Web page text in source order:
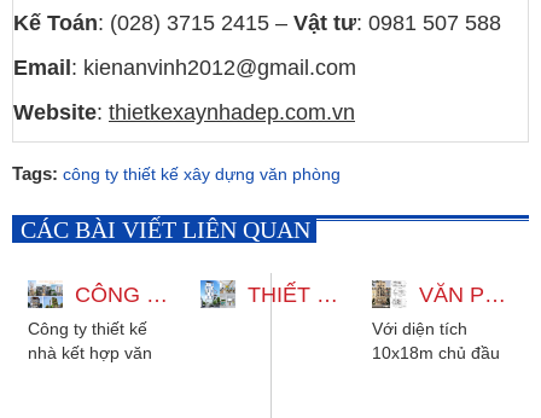
Kế Toán: (028) 3715 2415 – Vật tư: 0981 507 588
Email : kienanvinh2012@gmail.com
Website: thietkexaynhadep.com.vn
Tags: công ty thiết kế xây dựng văn phòng
CÁC BÀI VIẾT LIÊN QUAN
CÔNG TY THIẾT KẾ NHÀ KẾT HỢP VĂN PHÒNG ĐẸP TẠI GÒ VẤP (CŨ)
Công ty thiết kế
nhà kết hợp văn
THIẾT KẾ VĂN PHÒNG KẾT HỢP NHÀ 6 TẦNG HIỆN ĐẠI TẠI TÂN BÌNH VĂN PHÒNG 6 TẦNG 10X18M KẾT HỢP NHÀ Ở
Với diện tích
10x18m chủ đầu